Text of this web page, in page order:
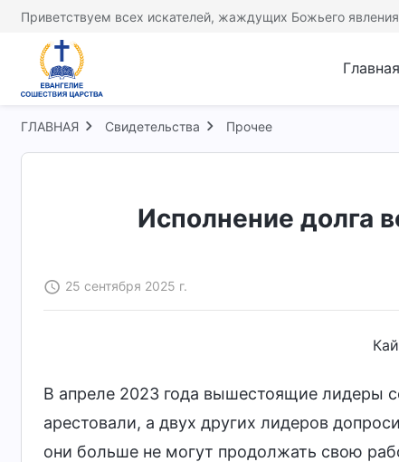
Приветствуем всех искателей, жаждущих Божьего
Главная
ГЛАВНАЯ Свидетельства Прочее
Исполнение долга
25 сентября 2025 г.
В апреле 2023 года вышестоящие лидеры
арестовали, а двух других лидеров
они больше не могут продолжать свою